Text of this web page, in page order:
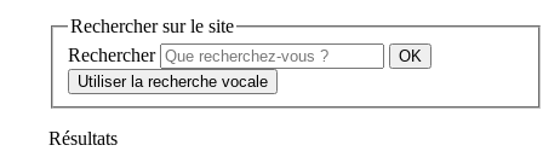
Rechercher sur le site
Rechercher
Utiliser la recherche vocale
Résultats